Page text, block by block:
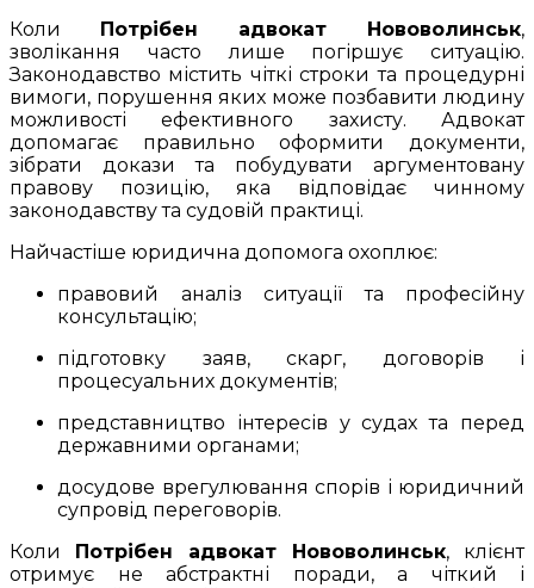
Коли Потрібен адвокат Нововолинськ,
зволікання часто лише погіршує ситуацію.
Законодавство містить чіткі строки та процедурні
вимоги, порушення яких може позбавити людину
можливості ефективного захисту. Адвокат
допомагає правильно оформити документи,
зібрати докази та побудувати аргументовану
правову позицію, яка відповідає чинному
законодавству та судовій практиці.
Найчастіше юридична допомога охоплює:
правовий аналіз ситуації та професійну
консультацію;
підготовку заяв, скарг, договорів і
процесуальних документів;
представництво інтересів у судах та перед
державними органами;
досудове врегулювання спорів і юридичний
супровід переговорів.
Коли Потрібен адвокат Нововолинськ, клієнт
отримує не абстрактні поради, а чіткий і